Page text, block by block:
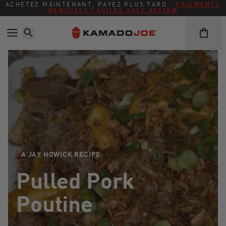
Ignorer et passer au contenu
Politique d'accessibilité
ACHETEZ MAINTENANT, PAYEZ PLUS TARD :
PAIEMENTS
MENSUELS FACILES AVEC AFFIRM
A JAY HOWICK RECIPE
Pulled Pork
Poutine